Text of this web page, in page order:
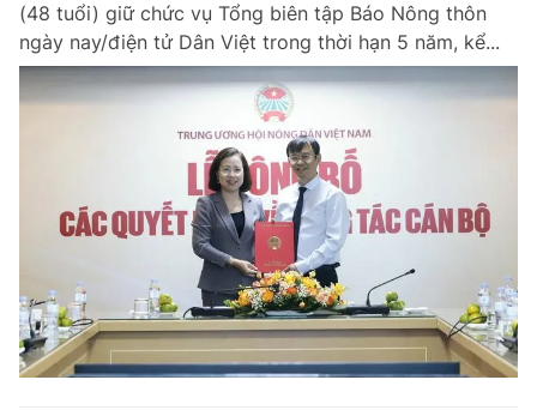
(48 tuổi) giữ chức vụ Tổng biên tập Báo Nông thôn
ngày nay/điện tử Dân Việt trong thời hạn 5 năm, kể...